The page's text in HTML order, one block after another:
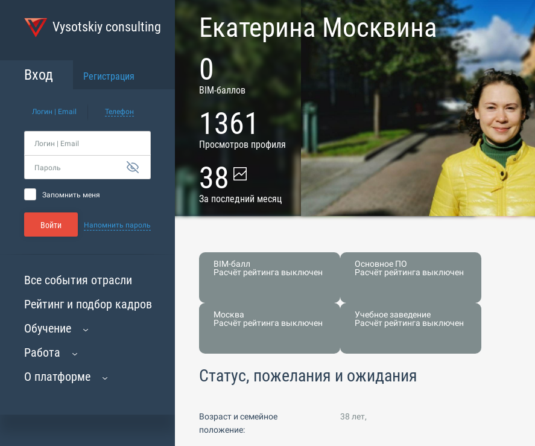
Vysotskiy consulting
Вход Регистрация
Логин | Email Телефон
Логин | Email
Пароль
Запомнить меня
Войти Напомнить пароль
Все события отрасли
Рейтинг и подбор кадров
Обучение
Работа
О платформе
Екатерина Москвина
0
BIM-баллов
1361
Просмотров профиля
38
За последний месяц
BIM-балл
Расчёт рейтинга выключен
Основное ПО
Расчёт рейтинга выключен
Москва
Расчёт рейтинга выключен
Учебное заведение
Расчёт рейтинга выключен
Статус, пожелания и ожидания
Возраст и семейное
положение:
38 лет,